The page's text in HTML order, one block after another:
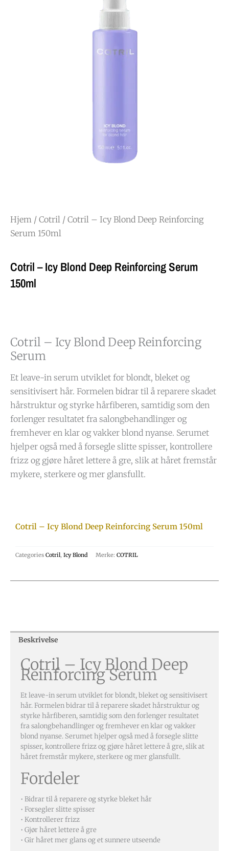
Hjem / Cotril / Cotril – Icy Blond Deep Reinforcing
Serum 150ml
Cotril – Icy Blond Deep Reinforcing Serum
150ml
Cotril – Icy Blond Deep Reinforcing
Serum
Et leave-in serum utviklet for blondt, bleket og
sensitivisert hår. Formelen bidrar til å reparere skadet
hårstruktur og styrke hårfiberen, samtidig som den
forlenger resultatet fra salongbehandlinger og
fremhever en klar og vakker blond nyanse. Serumet
hjelper også med å forsegle slitte spisser, kontrollere
frizz og gjøre håret lettere å gre, slik at håret fremstår
mykere, sterkere og mer glansfullt.
Cotril – Icy Blond Deep Reinforcing Serum 150ml
Categories Cotril, Icy Blond Merke: COTRIL
Beskrivelse
Cotril – Icy Blond Deep
Reinforcing Serum
Et leave-in serum utviklet for blondt, bleket og sensitivisert
hår. Formelen bidrar til å reparere skadet hårstruktur og
styrke hårfiberen, samtidig som den forlenger resultatet
fra salongbehandlinger og fremhever en klar og vakker
blond nyanse. Serumet hjelper også med å forsegle slitte
spisser, kontrollere frizz og gjøre håret lettere å gre, slik at
håret fremstår mykere, sterkere og mer glansfullt.
Fordeler
• Bidrar til å reparere og styrke bleket hår
• Forsegler slitte spisser
• Kontrollerer frizz
• Gjør håret lettere å gre
• Gir håret mer glans og et sunnere utseende